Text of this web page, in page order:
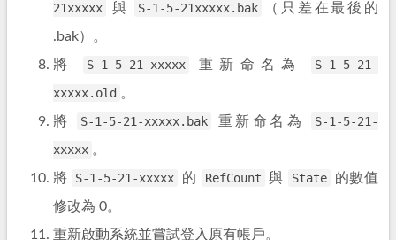
21xxxxx
與 S-1-5-21xxxxx.bak
（只差在最後的
.bak）。
將
S-1-5-21-xxxxx 重新命名為
S-1-5-21-
xxxxx.old 。
將
S-1-5-21-xxxxx.bak 重新命名為
S-1-5-21-
xxxxx 。
將
S-1-5-21-xxxxx 的 RefCount 與 State
的數值
修改為 0。
重新啟動系統並嘗試登入原有帳戶。